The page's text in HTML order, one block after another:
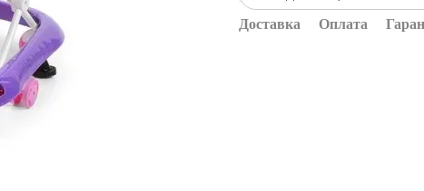
Доставка Оплата